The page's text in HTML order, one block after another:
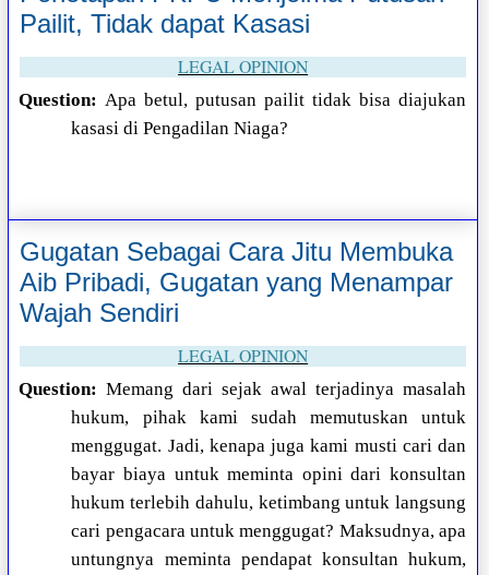
Pailit, Tidak dapat Kasasi
LEGAL OPINION
Question: Apa betul, putusan pailit tidak bisa diajukan
kasasi di Pengadilan Niaga?
Gugatan Sebagai Cara Jitu Membuka
Aib Pribadi, Gugatan yang Menampar
Wajah Sendiri
LEGAL OPINION
Question: Memang dari sejak awal terjadinya masalah
hukum, pihak kami sudah memutuskan untuk
menggugat. Jadi, kenapa juga kami musti cari dan
bayar biaya untuk meminta opini dari konsultan
hukum terlebih dahulu, ketimbang untuk langsung
cari pengacara untuk menggugat? Maksudnya, apa
untungnya meminta pendapat konsultan hukum,